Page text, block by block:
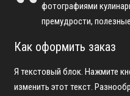
фотографиями
премудрости,
Как оформить заказ
Я текстовый блок. Нажмите
изменить этот текст.